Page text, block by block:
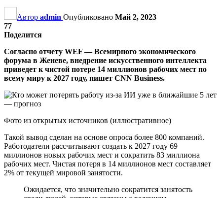
Автор admin Опубликовано Май 2, 2023
77
Поделится
Согласно отчету WEF — Всемирного экономического
форума в Женеве, внедрение искусственного интеллекта
приведет к чистой потере 14 миллионов рабочих мест по
всему миру к 2027 году, пишет CNN Business.
Фото из открытых источников (иллюстративное)
Такой вывод сделан на основе опроса более 800 компаний.
Работодатели рассчитывают создать к 2027 году 69
миллионов новых рабочих мест и сократить 83 миллиона
рабочих мест. Чистая потеря в 14 миллионов мест составляет
2% от текущей мировой занятости.
Ожидается, что значительно сократится занятость